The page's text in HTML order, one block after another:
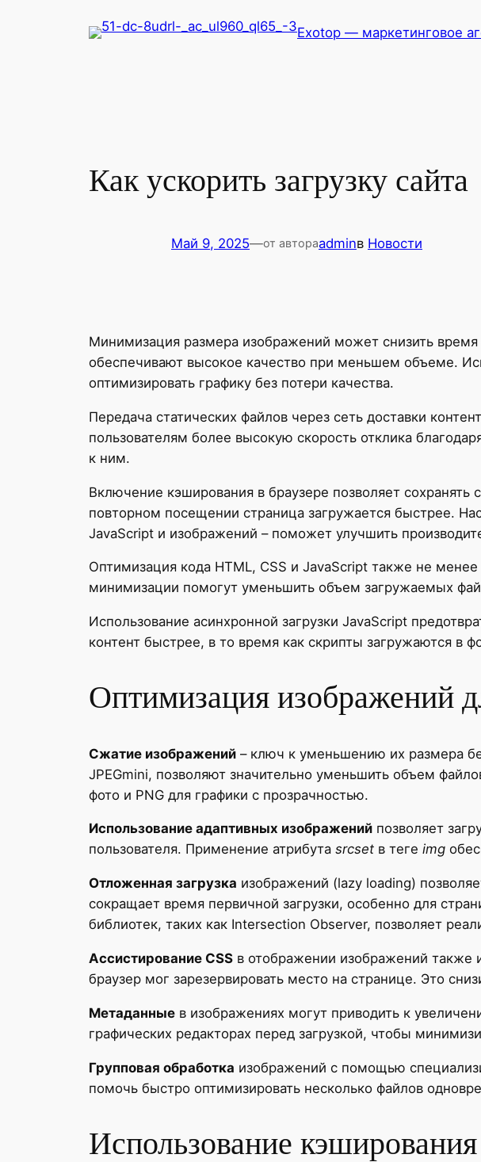
Exotop — маркетинговое
Как ускорить загрузку сайта
Май 9, 2025—от автораadminв Новости
Минимизация размера изображений может снизить
обеспечивают высокое качество при меньшем объеме.
оптимизировать графику без потери качества.
Передача статических файлов через сеть доставки
пользователям более высокую скорость отклика
к ним.
Включение кэширования в браузере позволяет сохранять
повторном посещении страница загружается быстрее.
JavaScript и изображений – поможет улучшить
Оптимизация кода HTML, CSS и JavaScript также не
минимизации помогут уменьшить объем загружаемых
Использование асинхронной загрузки JavaScript
контент быстрее, в то время как скрипты загружаются в
Оптимизация изображений
Сжатие изображений – ключ к уменьшению их размера
JPEGmini, позволяют значительно уменьшить объем
фото и PNG для графики с прозрачностью.
Использование адаптивных изображений позволяет
пользователя. Применение атрибута srcset в теге img
Отложенная загрузка изображений (lazy loading)
сокращает время первичной загрузки, особенно для
библиотек, таких как Intersection Observer, позволяет
Ассистирование CSS в отображении изображений также
браузер мог зарезервировать место на странице. Это
Метаданные в изображениях могут приводить к
графических редакторах перед загрузкой, чтобы
Групповая обработка изображений с помощью
помочь быстро оптимизировать несколько файлов
Использование